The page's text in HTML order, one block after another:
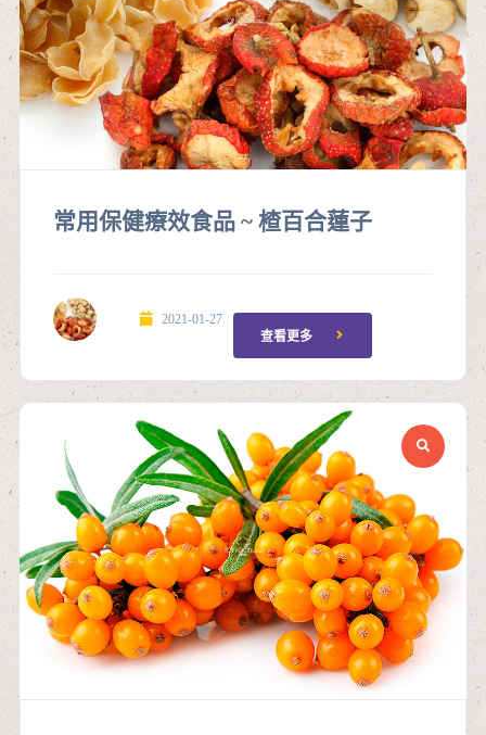
常用保健療效食品 ~ 楂百合蓮子
2021-01-27
查看更多